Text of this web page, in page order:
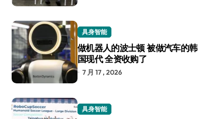
具身智能
做机器人的波士顿 被做汽车的韩
国现代 全资收购了
7 月 17 , 2026
具身智能